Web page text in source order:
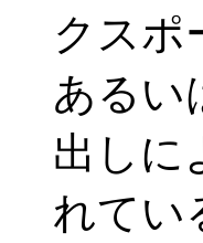
クスポ
あるい
出しに
れてい